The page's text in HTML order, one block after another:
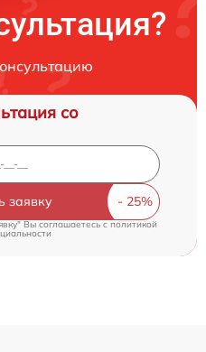
со
заявку
Вы соглашаетесь cполитикой